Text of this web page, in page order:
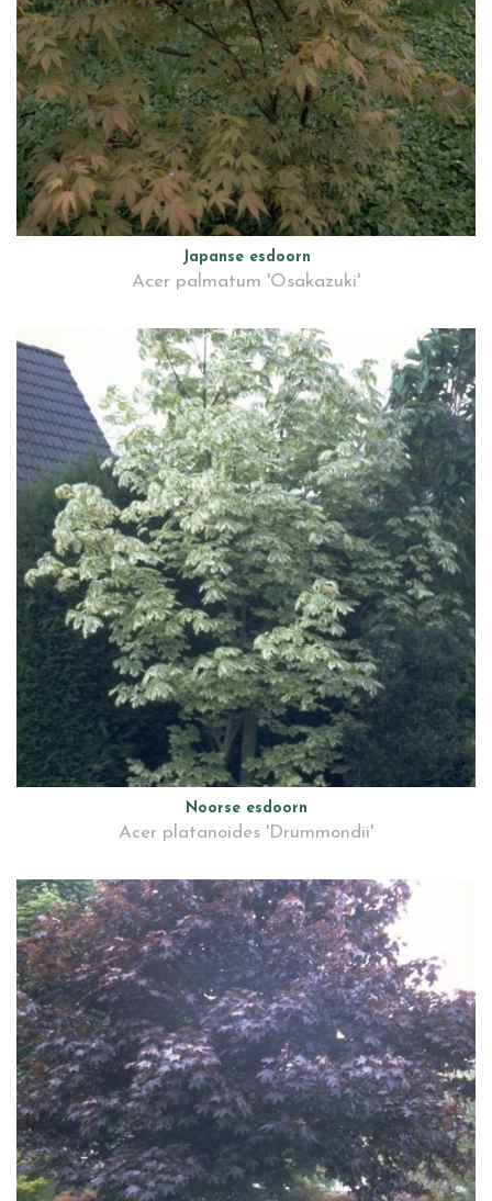
Japanse esdoorn
Acer palmatum 'Osakazuki'
Noorse esdoorn
Acer platanoides 'Drummondii'